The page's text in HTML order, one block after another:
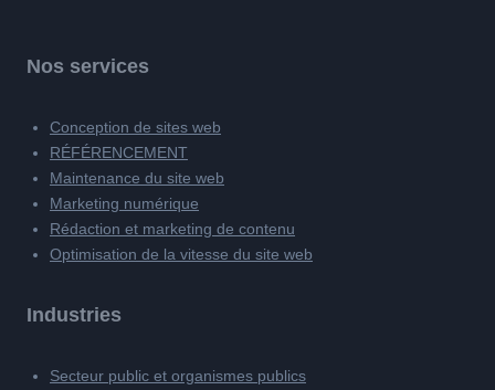
Nos services
Conception de sites web
RÉFÉRENCEMENT
Maintenance du site web
Marketing numérique
Rédaction et marketing de contenu
Optimisation de la vitesse du site web
Industries
Secteur public et organismes publics